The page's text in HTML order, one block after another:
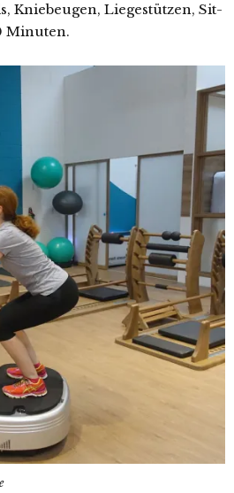
Kniebeugen, Liegestützen, Sit-
Minuten.